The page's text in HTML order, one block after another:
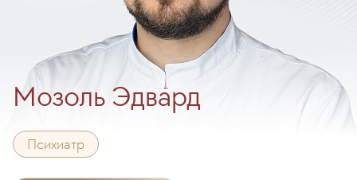
Мозоль Эдвард
Психиатр